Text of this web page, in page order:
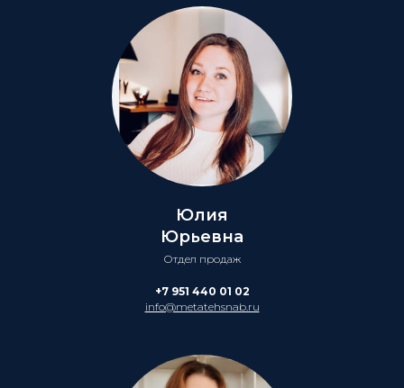
Юлия
Юрьевна
Отдел продаж
+7 951 440 01 02
info@metatehsnab.ru